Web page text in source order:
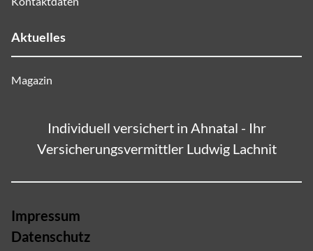
Aktuelles
Magazin
Individuell versichert in Ahnatal - Ihr
Versicherungsvermittler Ludwig Lachnit
Impressum
Datenschutz